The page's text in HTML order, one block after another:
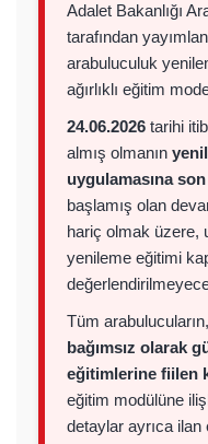
Adalet Bakanlığı
tarafından
arabuluculuk
ağırlıklı eğitim
24.06.2026 tarihi
almış olmanın
uygulamasına
başlamış olan
hariç olmak üzere,
yenileme eğitimi
Tüm arabulucuların,
bağımsız olarak
eğitimlerine fiilen
eğitim modülüne
detaylar ayrıca ilan